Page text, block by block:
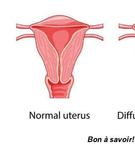
Bon à savoir!